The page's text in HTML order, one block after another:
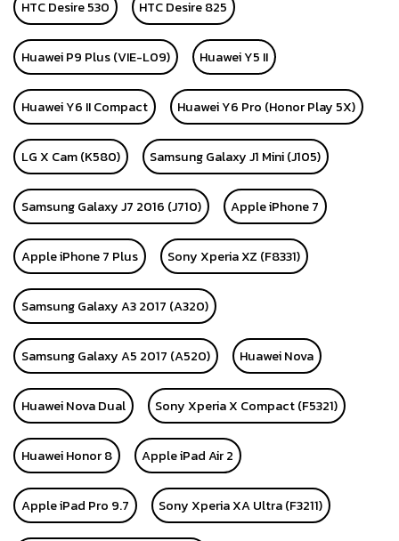
HTC Desire 530 HTC Desire 825
Huawei P9 Plus (VIE-L09) Huawei Y5 II
Huawei Y6 II Compact Huawei Y6 Pro (Honor Play 5X)
LG X Cam (K580) Samsung Galaxy J1 Mini (J105)
Samsung Galaxy J7 2016 (J710) Apple iPhone 7
Apple iPhone 7 Plus Sony Xperia XZ (F8331)
Samsung Galaxy A3 2017 (A320)
Samsung Galaxy A5 2017 (A520) Huawei Nova
Huawei Nova Dual Sony Xperia X Compact (F5321)
Huawei Honor 8 Apple iPad Air 2
Apple iPad Pro 9.7 Sony Xperia XA Ultra (F3211)